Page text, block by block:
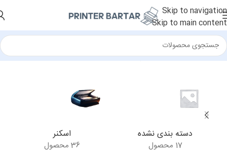
Skip to navigation
Skip to main content
خانه/محصولات برچسب خورده “پرده نمایش سه‌پایه 250x250”
دسته بندی نشده
17 محصول
اسکنر
36 محصول